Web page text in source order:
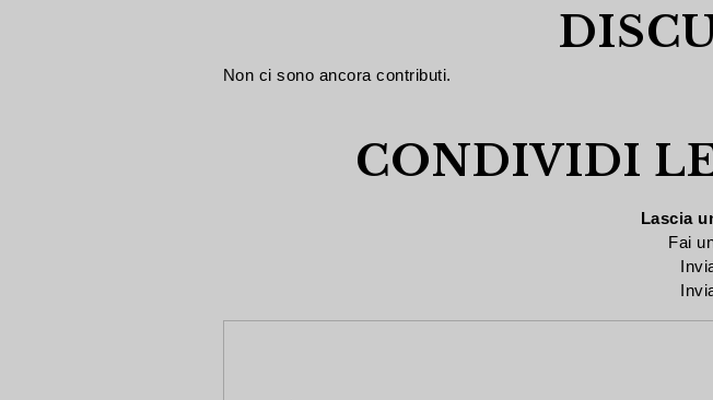
Non ci sono ancora contributi.
CONDIVIDI
Lascia
Fai